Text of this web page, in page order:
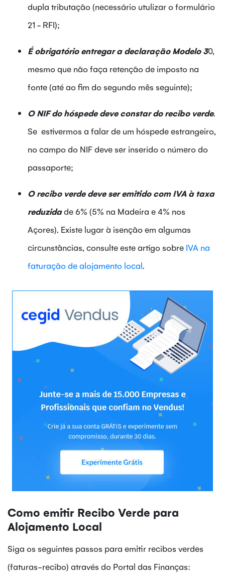
dupla tributação (necessário utulizar o formulário
21 - RFI);
É obrigatório entregar a declaração Modelo 30,
mesmo que não faça retenção de imposto na
fonte (até ao fim do segundo mês seguinte);
O NIF do hóspede deve constar do recibo verde.
Se estivermos a falar de um hóspede estrangeiro,
no campo do NIF deve ser inserido o número do
passaporte;
O recibo verde deve ser emitido com IVA à taxa
reduzidade 6% (5% na Madeira e 4% nos
Açores). Existe lugar à isenção em algumas
circunstâncias, consulte este artigo sobre IVA na
faturação de alojamento local.
Como emitir Recibo Verde para
Alojamento Local
Siga os seguintes passos para emitir recibos verdes
(faturas-recibo) através do Portal das Finanças: